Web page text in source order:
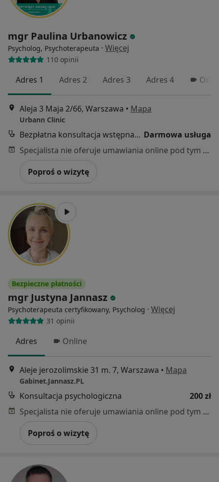
mgr Paulina Urbanowicz
Psycholog, Psychoterapeuta · Więcej
110 opinii
Adres 1 Adres 2 Adres 3 Adres 4
Aleja 3 Maja 2/66, Warszawa • Mapa
Urbann Clinic
Bezpłatna konsultacja wstępna - telefoniczna Darmowa usługa
Specjalista nie oferuje umawiania online pod tym adresem.
Poproś o wizytę
Bezpieczne płatności
mgr Justyna Jannasz
Psychoterapeuta certyfikowany, Psycholog · Więcej
31 opinii
Adres Online
Aleje jerozolimskie 31 m. 7, Warszawa • Mapa
Gabinet.Jannasz.PL
Konsultacja psychologiczna
200 zł
Specjalista nie oferuje umawiania online pod tym adresem.
Poproś o wizytę